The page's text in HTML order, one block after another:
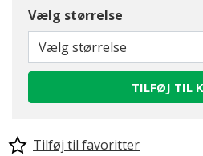
Vælg størrelse
Vælg størrelse
TILFØJ TIL
Tilføj til favoritter